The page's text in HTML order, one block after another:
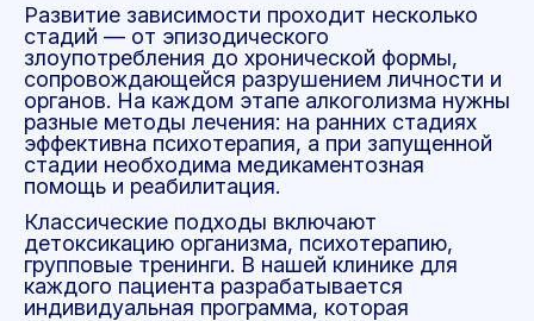
Развитие зависимости проходит несколько
стадий — от эпизодического
злоупотребления до хронической формы,
сопровождающейся разрушением личности и
органов. На каждом этапе алкоголизма нужны
разные методы лечения: на ранних стадиях
эффективна психотерапия, а при запущенной
стадии необходима медикаментозная
помощь и реабилитация.
Классические подходы включают
детоксикацию организма, психотерапию,
групповые тренинги. В нашей клинике для
каждого пациента разрабатывается
индивидуальная программа, которая